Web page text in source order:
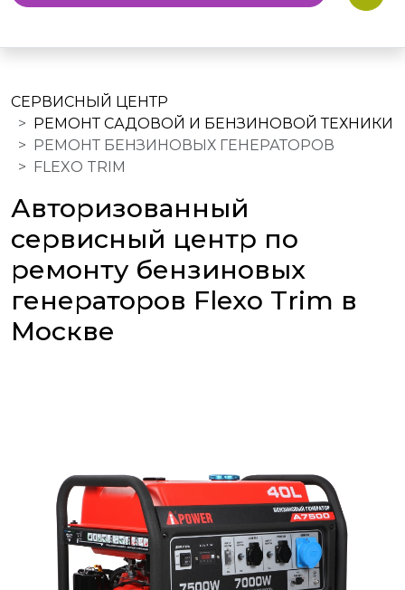
СЕРВИСНЫЙ ЦЕНТР
РЕМОНТ САДОВОЙ И БЕНЗИНОВОЙ ТЕХНИКИ
РЕМОНТ БЕНЗИНОВЫХ ГЕНЕРАТОРОВ
FLEXO TRIM
Авторизованный
сервисный центр по
ремонту бензиновых
генераторов Flexo Trim в
Москве